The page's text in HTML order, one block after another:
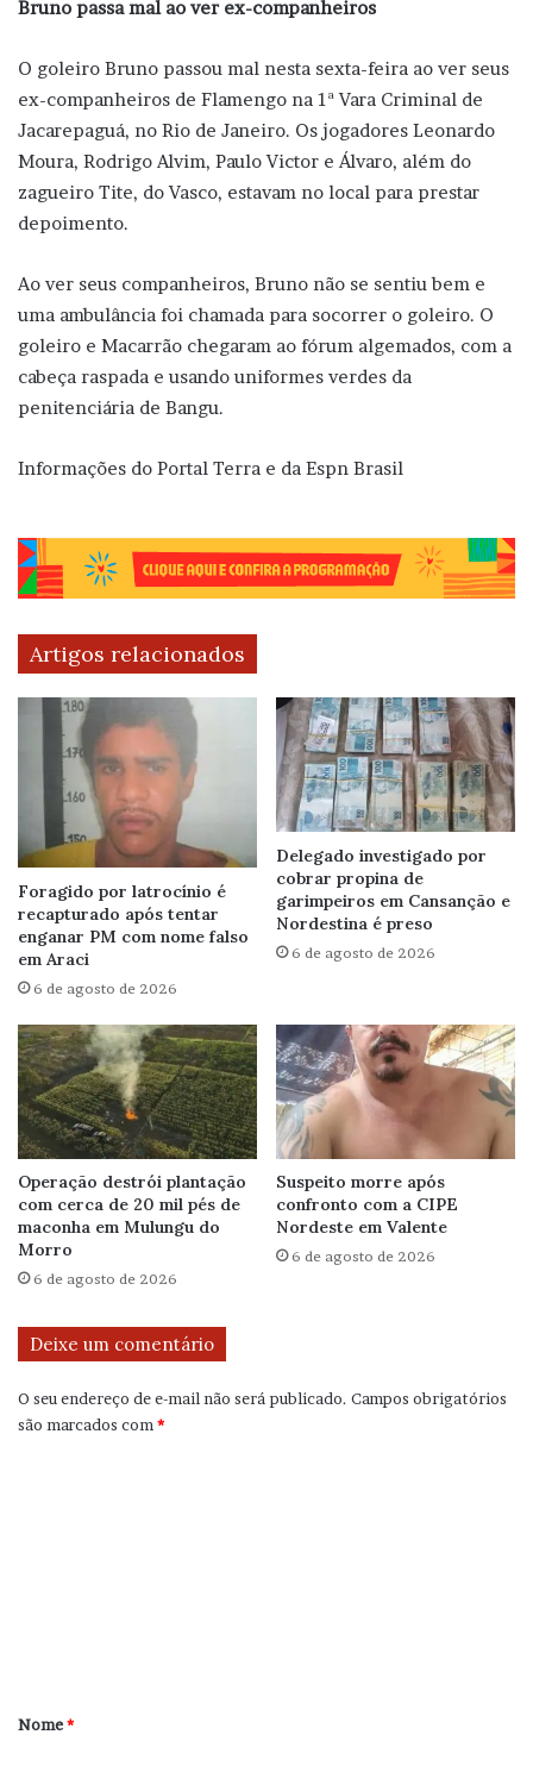
Bruno passa mal ao ver ex-companheiros
O goleiro Bruno passou mal nesta sexta-feira ao ver seus
ex-companheiros de Flamengo na 1ª Vara Criminal de
Jacarepaguá, no Rio de Janeiro. Os jogadores Leonardo
Moura, Rodrigo Alvim, Paulo Victor e Álvaro, além do
zagueiro Tite, do Vasco, estavam no local para prestar
depoimento.
Ao ver seus companheiros, Bruno não se sentiu bem e
uma ambulância foi chamada para socorrer o goleiro. O
goleiro e Macarrão chegaram ao fórum algemados, com a
cabeça raspada e usando uniformes verdes da
penitenciária de Bangu.
Informações do Portal Terra e da Espn Brasil
Artigos relacionados
Foragido por latrocínio é
recapturado após tentar
enganar PM com nome falso
em Araci
6 de agosto de 2026
Delegado investigado por
cobrar propina de
garimpeiros em Cansanção e
Nordestina é preso
6 de agosto de 2026
Operação destrói plantação
com cerca de 20 mil pés de
maconha em Mulungu do
Morro
6 de agosto de 2026
Suspeito morre após
confronto com a CIPE
Nordeste em Valente
6 de agosto de 2026
Deixe um comentário
O seu endereço de e-mail não será publicado. Campos obrigatórios
são marcados com *
r
Nome*